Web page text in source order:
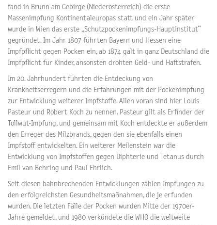
fand in Brunn am Gebirge (Niederösterreich) die erste
Massenimpfung Kontinentaleuropas statt und ein Jahr später
wurde in Wien das erste „Schutzpockenimpfungs-Hauptinstitut“
gegründet. Im Jahr 1807 führten Bayern und Hessen eine
Impfpflicht gegen Pocken ein, ab 1874 galt in ganz Deutschland die
Impfpflicht für Kinder, ansonsten drohten Geld- und Haftstrafen.
Im 20. Jahrhundert führten die Entdeckung von
Krankheitserregern und die Erfahrungen mit der Pockenimpfung
zur Entwicklung weiterer Impfstoffe. Allen voran sind hier Louis
Pasteur und Robert Koch zu nennen. Pasteur gilt als Erfinder der
Tollwut-Impfung, und gemeinsam mit Koch entdeckte er außerdem
den Erreger des Milzbrands, gegen den sie ebenfalls einen
Impfstoff entwickelten. Ein weiterer Meilenstein war die
Entwicklung von Impfstoffen gegen Diphterie und Tetanus durch
Emil van Behring und Paul Ehrlich.
Seit diesen bahnbrechenden Entwicklungen zählen Impfungen zu
den erfolgreichsten Gesundheitsmaßnahmen, die je erfunden
wurden. Die letzten Fälle der Pocken wurden Mitte der 1970er-
Jahre gemeldet, und 1980 verkündete die WHO die weltweite